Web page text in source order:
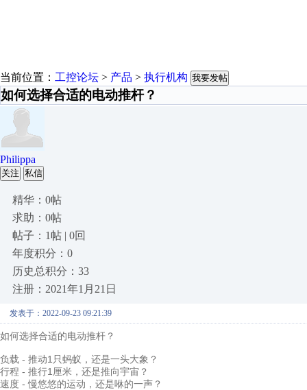
当前位置： 工控论坛 > 产品 > 执行机构 我要发帖
如何选择合适的电动推杆？
Philippa
关注 私信
精华：0帖
求助：0帖
帖子：1帖 | 0回
年度积分：0
历史总积分：33
注册：2021年1月21日
发表于：2022-09-23 09:21:39
如何选择合适的电动推杆？
负载 - 推动1只蚂蚁，还是一头大象？
行程 - 推行1厘米，还是推向宇宙？
速度 - 慢悠悠的运动，还是咻的一声？